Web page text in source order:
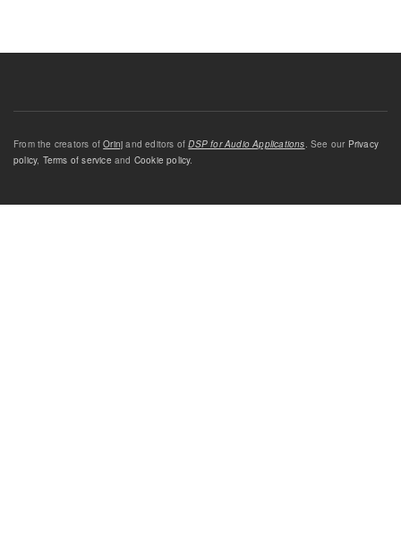
From the creators ofOrinj and editors ofDSP for Audio Applications . See our Privacy
policy, Terms of service and Cookie policy.